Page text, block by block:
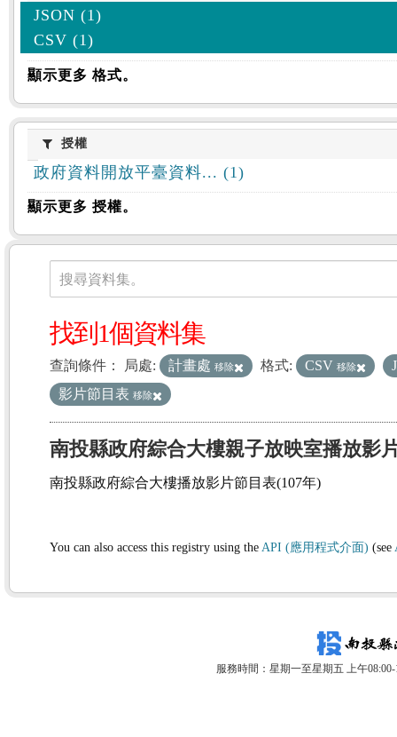
JSON (1)
CSV (1)
顯示更多 格式。
授權授權
政府資料開放平臺資料... (1)
顯示更多 授權。
資料集
搜尋資料集。
找到1個資料集
查詢條件： 局處: 計畫處 移除 格式: CSV 移除
影片節目表 移除
南投縣政府綜合大樓親子放映室播放影
南投縣政府綜合大樓播放影片節目表(107年)
You can also access this registry using the API (應用程式介面) (see
服務時間：星期一至星期五 上午